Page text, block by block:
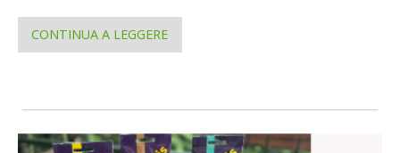
CONTINUA A LEGGERE